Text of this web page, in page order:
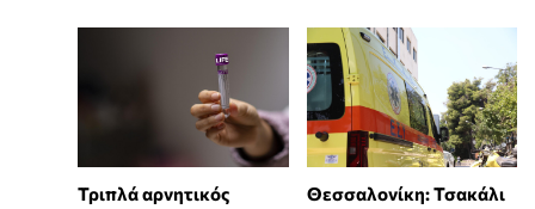
Τριπλά αρνητικός
Θεσσαλονίκη: Τσακάλι